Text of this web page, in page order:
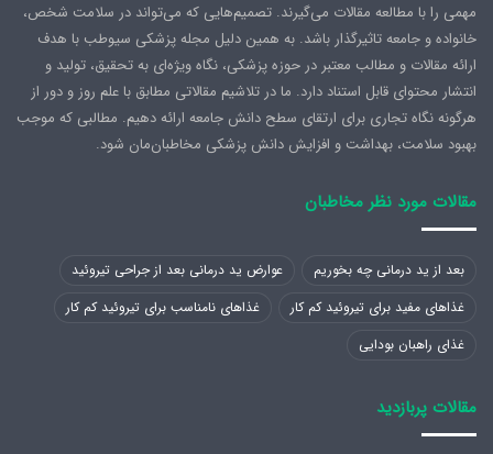
مهمی را با مطالعه مقالات می‌گیرند. تصمیم‌هایی که می‌تواند در سلامت شخص،
خانواده و جامعه تاثیرگذار باشد. به همین دلیل مجله پزشکی سیوطب با هدف
ارائه مقالات و مطالب معتبر در حوزه پزشکی، نگاه ویژه‌ای به تحقیق، تولید و
انتشار محتوای قابل استناد دارد. ما در تلاشیم مقالاتی مطابق با علم روز و دور از
هرگونه نگاه تجاری برای ارتقای سطح دانش جامعه ارائه دهیم. مطالبی که موجب
بهبود سلامت، بهداشت و افزایش دانش پزشکی مخاطبان‌مان شود.
مقالات مورد نظر مخاطبان
بعد از ید درمانی چه بخوریم
عوارض ید درمانی بعد از جراحی تیروئید
غذاهای مفید برای تیروئید کم کار
غذاهای نامناسب برای تیروئید کم کار
غذای راهبان بودایی
مقالات پربازدید